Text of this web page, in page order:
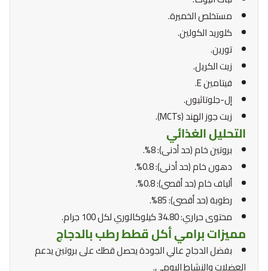
مستخلص الخميرة.
كلوريد الكولين.
تورين.
زيت الكريل.
فيتامين E.
إل-جلوتاثيون.
زيت جوز الهند (MCTs).
التحليل الغذائي
بروتين خام (حد أدنى): 8%.
دهون خام (حد أدنى): 0.8%.
ألياف خام (حد أقصى): 0.8%.
رطوبة (حد أقصى): 85%.
محتوى حراري: 34.80 كيلوكالوري لكل 100 جرام.
مميزات برامي أكل قطط رطب بالدجاج
بفضل الدجاج عالي الجودة يحصل قطك على بروتين يدعم
العضلات والنشاط اليومي.